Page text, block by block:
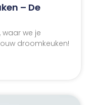
– De
we je
droomkeuken!